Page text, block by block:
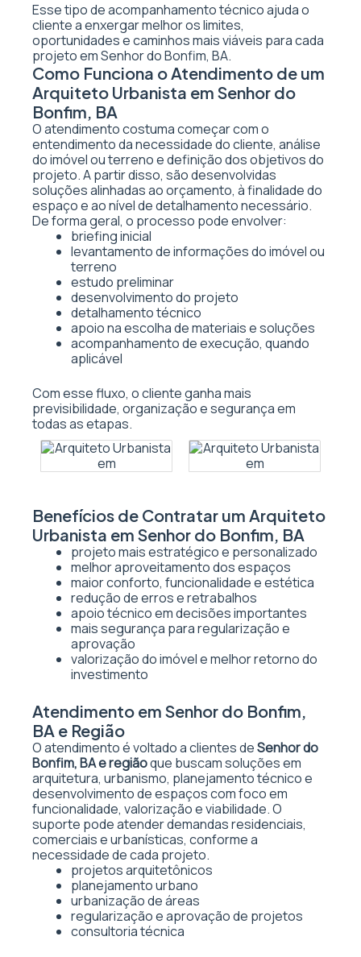
Esse tipo de acompanhamento técnico ajuda o
cliente a enxergar melhor os limites,
oportunidades e caminhos mais viáveis para cada
projeto em Senhor do Bonfim, BA.
Como Funciona o Atendimento de um
Arquiteto Urbanista em Senhor do
Bonfim, BA
O atendimento costuma começar com o
entendimento da necessidade do cliente, análise
do imóvel ou terreno e definição dos objetivos do
projeto. A partir disso, são desenvolvidas
soluções alinhadas ao orçamento, à finalidade do
espaço e ao nível de detalhamento necessário.
De forma geral, o processo pode envolver:
briefing inicial
levantamento de informações do imóvel ou
terreno
estudo preliminar
desenvolvimento do projeto
detalhamento técnico
apoio na escolha de materiais e soluções
acompanhamento de execução, quando
aplicável
Com esse fluxo, o cliente ganha mais
previsibilidade, organização e segurança em
todas as etapas.
Benefícios de Contratar um Arquiteto
Urbanista em Senhor do Bonfim, BA
projeto mais estratégico e personalizado
melhor aproveitamento dos espaços
maior conforto, funcionalidade e estética
redução de erros e retrabalhos
apoio técnico em decisões importantes
mais segurança para regularização e
aprovação
valorização do imóvel e melhor retorno do
investimento
Atendimento em Senhor do Bonfim,
BA e Região
O atendimento é voltado a clientes deSenhor do
Bonfim, BA e regiãoque buscam soluções em
arquitetura, urbanismo, planejamento técnico e
desenvolvimento de espaços com foco em
funcionalidade, valorização e viabilidade. O
suporte pode atender demandas residenciais,
comerciais e urbanísticas, conforme a
necessidade de cada projeto.
projetos arquitetônicos
planejamento urbano
urbanização de áreas
regularização e aprovação de projetos
consultoria técnica